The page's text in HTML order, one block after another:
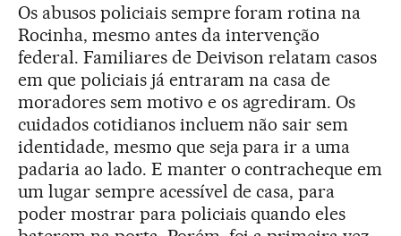
Os abusos policiais sempre foram rotina na
Rocinha, mesmo antes da intervenção
federal. Familiares de Deivison relatam casos
em que policiais já entraram na casa de
moradores sem motivo e os agrediram. Os
cuidados cotidianos incluem não sair sem
identidade, mesmo que seja para ir a uma
padaria ao lado. E manter o contracheque em
um lugar sempre acessível de casa, para
poder mostrar para policiais quando eles